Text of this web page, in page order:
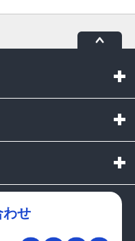
わせ